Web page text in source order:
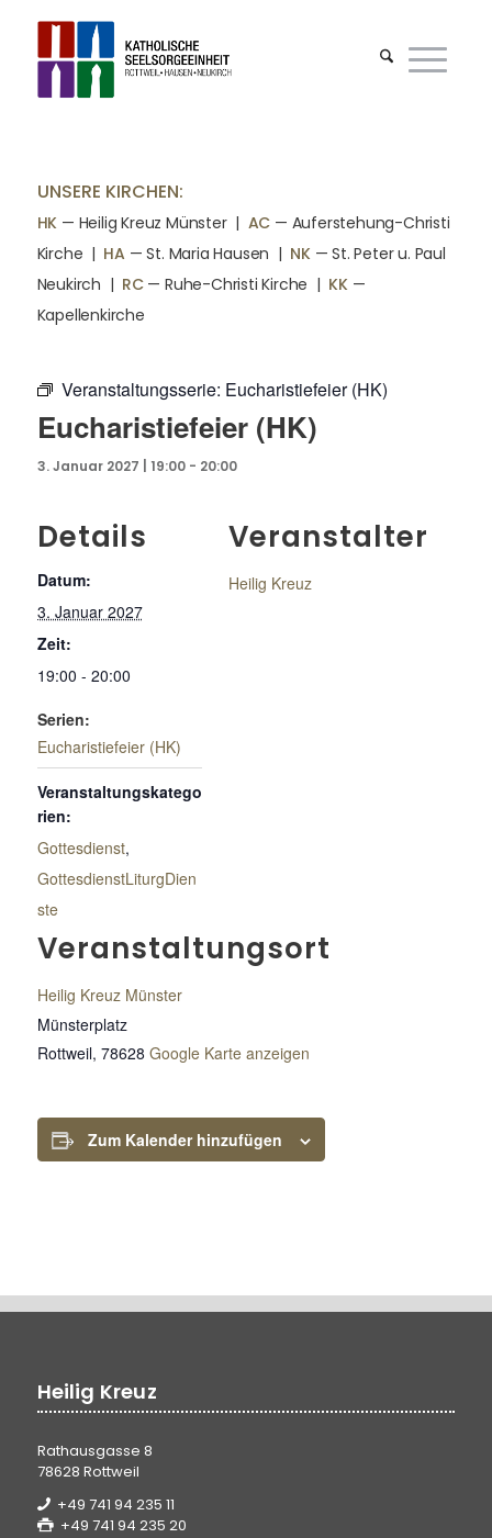
UNSERE KIRCHEN:
HK — Heilig Kreuz Münster | AC — Auferstehung-Christi
Kirche | HA — St. Maria Hausen | NK— St. Peter u. Paul
Neukirch | RC— Ruhe-Christi Kirche | KK—
Kapellenkirche
Veranstaltungsserie: Eucharistiefeier (HK)
Eucharistiefeier (HK)
3. Januar 2027 | 19:00- 20:00
Details
Datum:
3. Januar 2027
Zeit:
19:00 - 20:00
Serien:
Eucharistiefeier (HK)
Veranstaltungskatego
rien:
Gottesdienst,
GottesdienstLiturgDien
ste
Veranstaltungsort
Heilig Kreuz Münster
Münsterplatz
Rottweil, 78628 Google Karte anzeigen
Veranstalter
Heilig Kreuz
Zum Kalender hinzufügen
Heilig Kreuz
Rathausgasse 8
78628 Rottweil
+49 741 94 235 11
+49 741 94 235 20